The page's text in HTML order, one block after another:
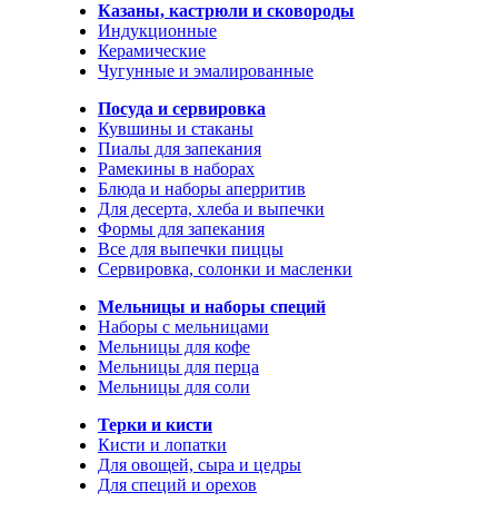
Казаны, кастрюли и сковороды
Индукционные
Керамические
Чугунные и эмалированные
Посуда и сервировка
Кувшины и стаканы
Пиалы для запекания
Рамекины в наборах
Блюда и наборы аперритив
Для десерта, хлеба и выпечки
Формы для запекания
Все для выпечки пиццы
Сервировка, солонки и масленки
Мельницы и наборы специй
Наборы с мельницами
Мельницы для кофе
Мельницы для перца
Мельницы для соли
Терки и кисти
Кисти и лопатки
Для овощей, сыра и цедры
Для специй и орехов